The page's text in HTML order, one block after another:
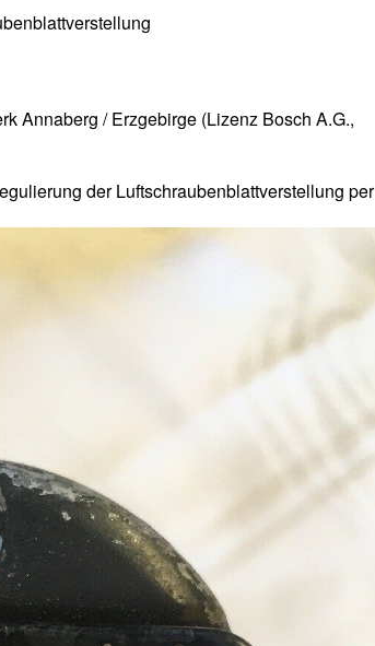
Annaberg / Erzgebirge (Lizenz Bosch A.G.,
der Luftschraubenblattverstellung per